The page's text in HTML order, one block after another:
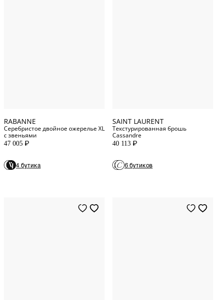
RABANNE
Серебристое двойное ожерелье XL
с звеньями
47 005 P
4 бутика
SAINT LAURENT
Текстурированная брошь
Cassandre
40 113 P
6 бутиков